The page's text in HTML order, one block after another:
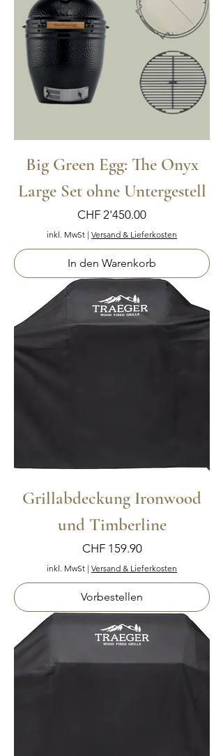
Big Green Egg: The Onyx
Large Set ohne Untergestell
Preis
CHF 2'450.00
inkl. MwSt | Versand & Lieferkosten
In den Warenkorb
Grillabdeckung Ironwood
und Timberline
Preis
CHF 159.90
inkl. MwSt | Versand & Lieferkosten
Vorbestellen